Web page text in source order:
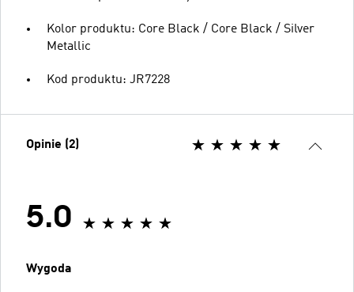
Kolor produktu: Core Black / Core Black / Silver
Metallic
Kod produktu: JR7228
Opinie (2)
5.0
Wygoda